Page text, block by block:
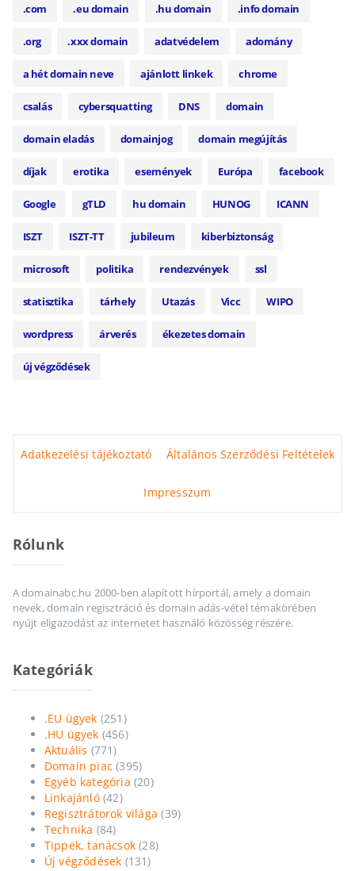
.com .eu domain .hu domain .info domain
.org .xxx domain adatvédelem adomány
a hét domain neve ajánlott linkek chrome
csalás cybersquatting DNS domain
domain eladás domainjog domain megújítás
díjak erotika események Európa facebook
Google gTLD hu domain HUNOG ICANN
ISZT ISZT-TT jubileum kiberbiztonság
microsoft politika rendezvények ssl
statisztika tárhely Utazás Vicc WIPO
wordpress árverés ékezetes domain
új végződések
Adatkezelési tájékoztató Általános Szerződési Feltételek
Impresszum
Rólunk
A domainabc.hu 2000-ben alapított hírportál, amely a domain
nevek, domain regisztráció és domain adás-vétel témakörében
nyújt eligazodást az internetet használó közösség részére.
Kategóriák
.EU ügyek (251)
.HU ügyek (456)
Aktuális (771)
Domain piac (395)
Egyéb kategória (20)
Linkajánló(42)
Regisztrátorok világa (39)
Technika (84)
Tippek, tanácsok (28)
Új végződések (131)